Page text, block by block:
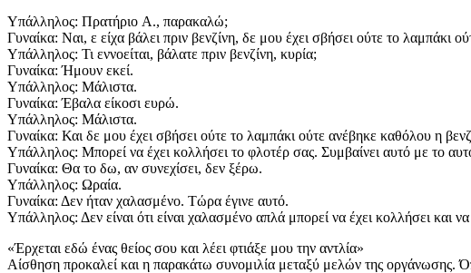
Υπάλληλος: Πρατήριο A., παρακαλώ;
Γυναίκα: Ναι, ε είχα βάλει πριν βενζίνη, δε μου έχει σβήσει ούτε το λαμπάκι
Υπάλληλος: Τι εννοείται, βάλατε πριν βενζίνη, κυρία;
Γυναίκα: Ήμουν εκεί.
Υπάλληλος: Μάλιστα.
Γυναίκα: Έβαλα είκοσι ευρώ.
Υπάλληλος: Μάλιστα.
Γυναίκα: Και δε μου έχει σβήσει ούτε το λαμπάκι ούτε ανέβηκε καθόλου η
Υπάλληλος: Μπορεί να έχει κολλήσει το φλοτέρ σας. Συμβαίνει αυτό με το
Γυναίκα: Θα το δω, αν συνεχίσει, δεν ξέρω.
Υπάλληλος: Ωραία.
Γυναίκα: Δεν ήταν χαλασμένο. Τώρα έγινε αυτό.
Υπάλληλος: Δεν είναι ότι είναι χαλασμένο απλά μπορεί να έχει κολλήσει και
«Έρχεται εδώ ένας θείος σου και λέει φτιάξε μου την αντλία»
Αίσθηση προκαλεί και η παρακάτω συνομιλία μεταξύ μελών της οργάνωσης.